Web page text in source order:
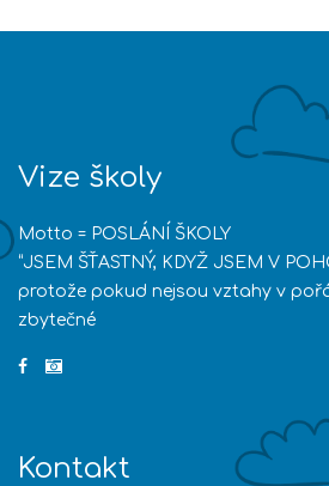
Vize školy
Motto = POSLÁNÍ ŠKOLY
“JSEM ŠŤASTNÝ, KDYŽ JSEM V
protože pokud nejsou vztahy v
zbytečné
Kontakt